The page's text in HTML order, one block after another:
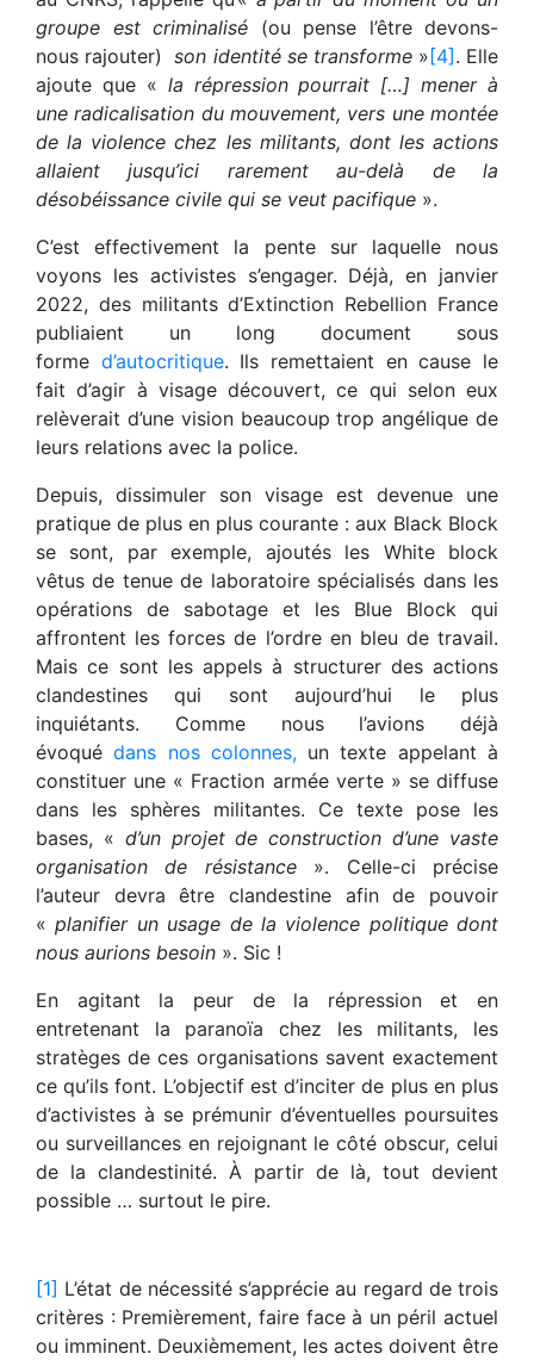
groupe est criminalisé (ou pense l’être devons-
nous rajouter)son identité se transforme»[4]. Elle
ajoute que « la répression pourrait […] mener à
une radicalisation du mouvement, vers une montée
de la violence chez les militants, dont les actions
allaient jusqu’ici rarement au-delà de la
désobéissance civile qui se veut pacifique ».
C’est effectivement la pente sur laquelle nous
voyons les activistes s’engager. Déjà, en janvier
2022, des militants d’Extinction Rebellion France
publiaient un long document sous
forme d’autocritique. Ils remettaient en cause le
fait d’agir à visage découvert, ce qui selon eux
relèverait d’une vision beaucoup trop angélique de
leurs relations avec la police.
Depuis, dissimuler son visage est devenue une
pratique de plus en plus courante : aux Black Block
se sont, par exemple, ajoutés les White block
vêtus de tenue de laboratoire spécialisés dans les
opérations de sabotage et les Blue Block qui
affrontent les forces de l’ordre en bleu de travail.
Mais ce sont les appels à structurer des actions
clandestines qui sont aujourd’hui le plus
inquiétants. Comme nous l’avions déjà
évoquédans nos colonnes,un texte appelant à
constituer une « Fraction armée verte » se diffuse
dans les sphères militantes. Ce texte pose les
bases, « d’un projet de construction d’une vaste
organisation de résistance». Celle-ci précise
l’auteur devra être clandestine afin de pouvoir
« planifier un usage de la violence politique dont
nous aurions besoin ». Sic !
En agitant la peur de la répression et en
entretenant la paranoïa chez les militants, les
stratèges de ces organisations savent exactement
ce qu’ils font. L’objectif est d’inciter de plus en plus
d’activistes à se prémunir d’éventuelles poursuites
ou surveillances en rejoignant le côté obscur, celui
de la clandestinité. À partir de là, tout devient
possible … surtout le pire.
[1] L’état de nécessité s’apprécie au regard de trois
critères : Premièrement, faire face à un péril actuel
ou imminent. Deuxièmement, les actes doivent être